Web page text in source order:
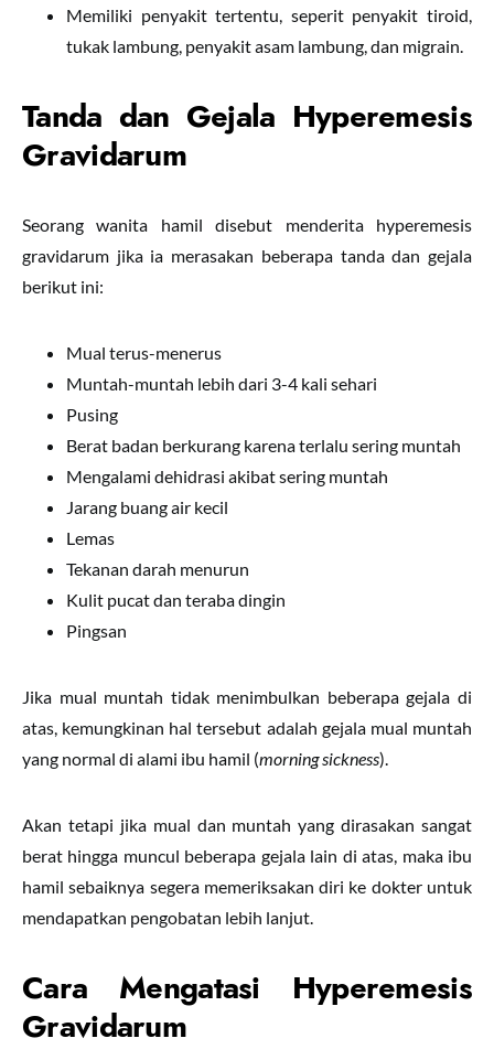
Memiliki penyakit tertentu, seperit penyakit tiroid,
tukak lambung, penyakit asam lambung, dan migrain.
Tanda dan Gejala Hyperemesis
Gravidarum
Seorang wanita hamil disebut menderita hyperemesis
gravidarum jika ia merasakan beberapa tanda dan gejala
berikut ini:
Mual terus-menerus
Muntah-muntah lebih dari 3-4 kali sehari
Pusing
Berat badan berkurang karena terlalu sering muntah
Mengalami dehidrasi akibat sering muntah
Jarang buang air kecil
Lemas
Tekanan darah menurun
Kulit pucat dan teraba dingin
Pingsan
Jika mual muntah tidak menimbulkan beberapa gejala di
atas, kemungkinan hal tersebut adalah gejala mual muntah
yang normal di alami ibu hamil (morning sickness).
Akan tetapi jika mual dan muntah yang dirasakan sangat
berat hingga muncul beberapa gejala lain di atas, maka ibu
hamil sebaiknya segera memeriksakan diri ke dokter untuk
mendapatkan pengobatan lebih lanjut.
Cara Mengatasi
Hyperemesis
Gravidarum